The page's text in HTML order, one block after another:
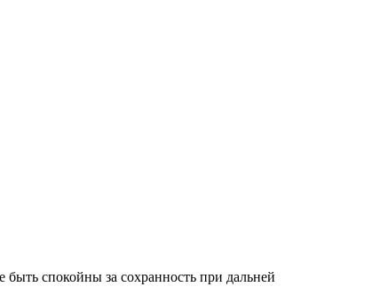
спокойны за сохранность при дальней